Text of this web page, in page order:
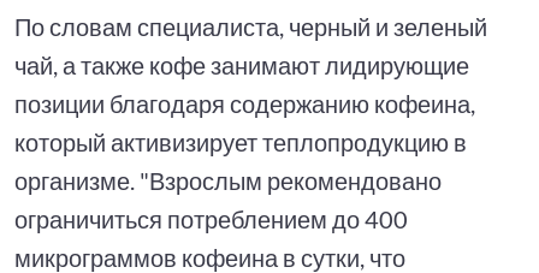
По словам специалиста, черный и зеленый
чай, а также кофе занимают лидирующие
позиции благодаря содержанию кофеина,
который активизирует теплопродукцию в
организме. "Взрослым рекомендовано
ограничиться потреблением до 400
микрограммов кофеина в сутки, что